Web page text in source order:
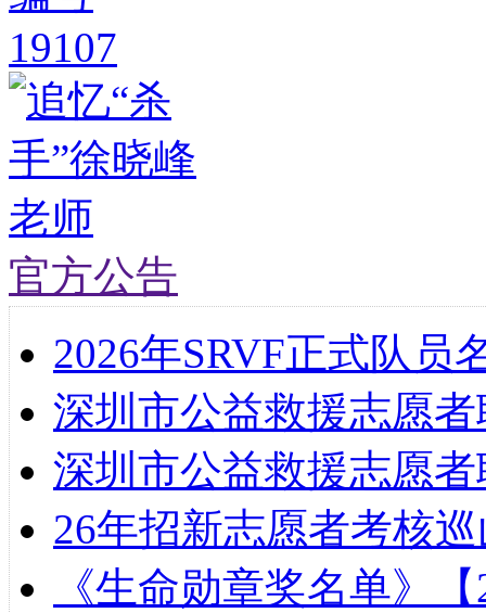
官方公告
2026年SRVF正式队员
深圳市公益救援志愿
深圳市公益救援志愿
26年招新志愿者考核
《生命勋章奖名单》